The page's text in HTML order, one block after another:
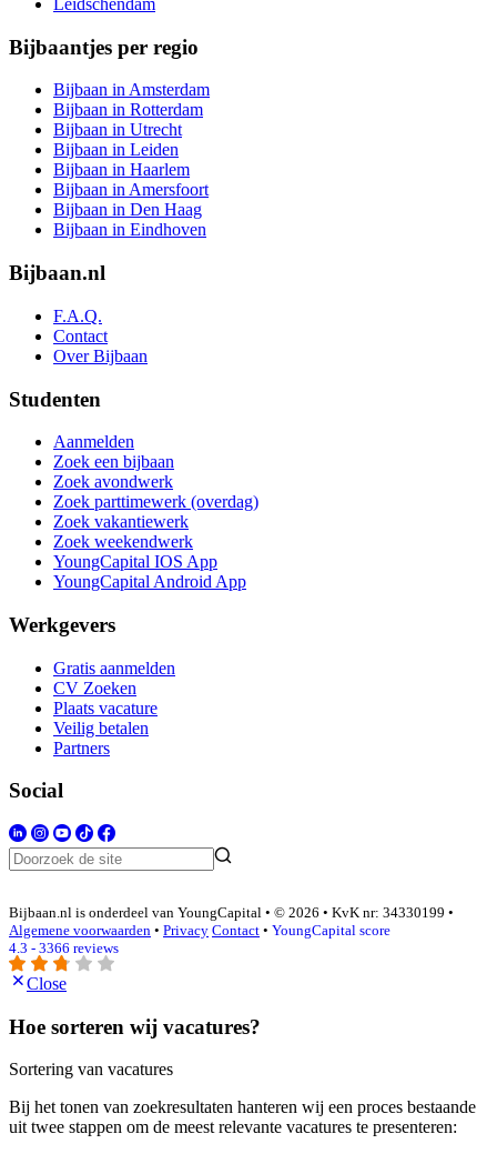
Leidschendam
Bijbaantjes per regio
Bijbaan in Amsterdam
Bijbaan in Rotterdam
Bijbaan in Utrecht
Bijbaan in Leiden
Bijbaan in Haarlem
Bijbaan in Amersfoort
Bijbaan in Den Haag
Bijbaan in Eindhoven
Bijbaan.nl
F.A.Q.
Contact
Over Bijbaan
Studenten
Aanmelden
Zoek een bijbaan
Zoek avondwerk
Zoek parttimewerk (overdag)
Zoek vakantiewerk
Zoek weekendwerk
YoungCapital IOS App
YoungCapital Android App
Werkgevers
Gratis aanmelden
CV Zoeken
Plaats vacature
Veilig betalen
Partners
Social
Bijbaan.nl is onderdeel van YoungCapital • © 2026 • KvK nr: 34330199 •
Algemene voorwaarden • Privacy Contact • YoungCapital score
4.3 - 3366 reviews
Close
Hoe sorteren wij vacatures?
Sortering van vacatures
Bij het tonen van zoekresultaten hanteren wij een proces bestaande
uit twee stappen om de meest relevante vacatures te presenteren: